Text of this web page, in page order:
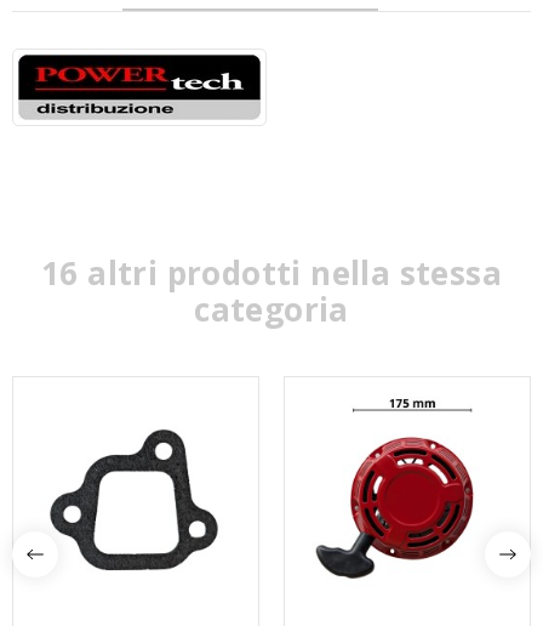
16 altri prodotti nella stessa
categoria